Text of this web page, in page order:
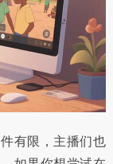
有限，主播们也